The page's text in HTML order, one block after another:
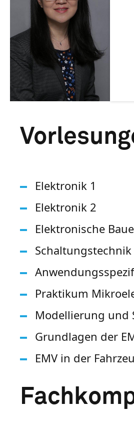
Elektronik 1
Elektronik 2
Elektronische
Praktikum
Modellierung und
Grundlagen der
EMV in der